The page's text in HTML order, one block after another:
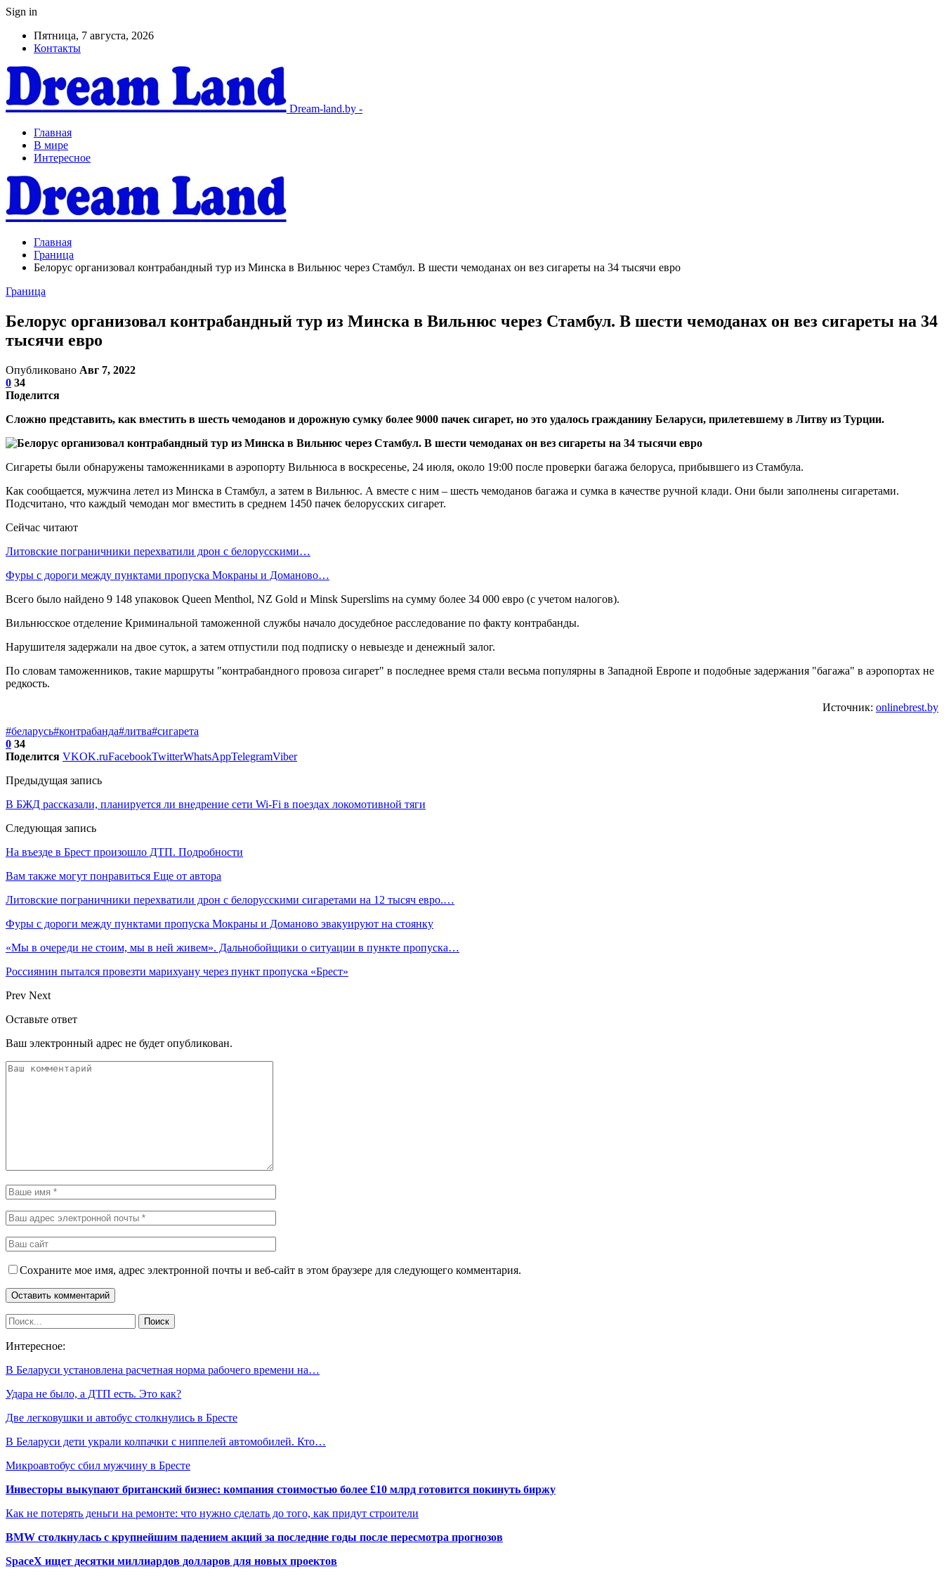
Sign in
Пятница, 7 августа, 2026
Контакты
Dream-land.by -
Главная
В мире
Интересное
Главная
Граница
Белорус организовал контрабандный тур из Минска в Вильнюс через Стамбул. В шести чемоданах он вез сигареты на 34 тысячи евро
Граница
Белорус организовал контрабандный тур из Минска в Вильнюс через Стамбул. В шести чемоданах он вез сигареты на 34
тысячи евро
Опубликовано Авг 7, 2022
0 34
Поделится
Сложно представить, как вместить в шесть чемоданов и дорожную сумку более 9000 пачек сигарет, но это удалось гражданину Беларуси, прилетевшему в Литву из Турции.
Сигареты были обнаружены таможенниками в аэропорту Вильнюса в воскресенье, 24 июля, около 19:00 после проверки багажа белоруса, прибывшего из Стамбула.
Как сообщается, мужчина летел из Минска в Стамбул, а затем в Вильнюс. А вместе с ним – шесть чемоданов багажа и сумка в качестве ручной клади. Они были заполнены сигаретами.
Подсчитано, что каждый чемодан мог вместить в среднем 1450 пачек белорусских сигарет.
Сейчас читают
Литовские пограничники перехватили дрон с белорусскими…
Фуры с дороги между пунктами пропуска Мокраны и Доманово…
Всего было найдено 9 148 упаковок Queen Menthol, NZ Gold и Minsk Superslims на сумму более 34 000 евро (с учетом налогов).
Вильнюсское отделение Криминальной таможенной службы начало досудебное расследование по факту контрабанды.
Нарушителя задержали на двое суток, а затем отпустили под подписку о невыезде и денежный залог.
По словам таможенников, такие маршруты "контрабандного провоза сигарет" в последнее время стали весьма популярны в Западной Европе и подобные задержания "багажа" в аэропортах не
редкость.
Источник: onlinebrest.by
#беларусь#контрабанда#литва#сигарета
0 34
Поделится VKOK.ruFacebookTwitterWhatsAppTelegramViber
Предыдущая запись
В БЖД рассказали, планируется ли внедрение сети Wi-Fi в поездах локомотивной тяги
Следующая запись
На въезде в Брест произошло ДТП. Подробности
Вам также могут понравиться Еще от автора
Литовские пограничники перехватили дрон с белорусскими сигаретами на 12 тысяч евро.…
Фуры с дороги между пунктами пропуска Мокраны и Доманово эвакуируют на стоянку
«Мы в очереди не стоим, мы в ней живем». Дальнобойщики о ситуации в пункте пропуска…
Россиянин пытался провезти марихуану через пункт пропуска «Брест»
Prev Next
Оставьте ответ
Ваш электронный адрес не будет опубликован.
Сохраните мое имя, адрес электронной почты и веб-сайт в этом браузере для следующего комментария.
Интересное:
В Беларуси установлена расчетная норма рабочего времени на…
Удара не было, а ДТП есть. Это как?
Две легковушки и автобус столкнулись в Бресте
В Беларуси дети украли колпачки с ниппелей автомобилей. Кто…
Микроавтобус сбил мужчину в Бресте
Инвесторы выкупают британский бизнес: компания стоимостью более £10 млрд готовится покинуть биржу
Как не потерять деньги на ремонте: что нужно сделать до того, как придут строители
BMW столкнулась с крупнейшим падением акций за последние годы после пересмотра прогнозов
SpaceX ищет десятки миллиардов долларов для новых проектов